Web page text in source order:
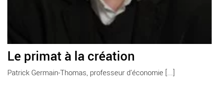
Le primat à la création
Patrick Germain-Thomas, professeur d’économie [...]